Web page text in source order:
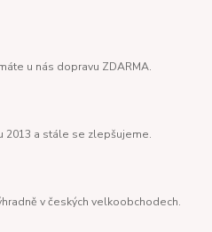
u nás dopravu ZDARMA.
2013 a stále se zlepšujeme.
v českých velkoobchodech.